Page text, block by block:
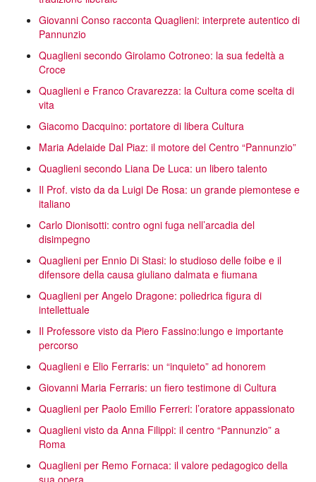
Giovanni Conso racconta Quaglieni: interprete autentico di
Pannunzio
Quaglieni secondo Girolamo Cotroneo: la sua fedeltà a
Croce
Quaglieni e Franco Cravarezza: la Cultura come scelta di
vita
Giacomo Dacquino: portatore di libera Cultura
Maria Adelaide Dal Piaz: il motore del Centro “Pannunzio”
Quaglieni secondo Liana De Luca: un libero talento
Il Prof. visto da da Luigi De Rosa: un grande piemontese e
italiano
Carlo Dionisotti: contro ogni fuga nell’arcadia del
disimpegno
Quaglieni per Ennio Di Stasi: lo studioso delle foibe e il
difensore della causa giuliano dalmata e fiumana
Quaglieni per Angelo Dragone: poliedrica figura di
intellettuale
Il Professore visto da Piero Fassino:lungo e importante
percorso
Quaglieni e Elio Ferraris: un “inquieto” ad honorem
Giovanni Maria Ferraris: un fiero testimone di Cultura
Quaglieni per Paolo Emilio Ferreri: l’oratore appassionato
Quaglieni visto da Anna Filippi: il centro “Pannunzio” a
Roma
Quaglieni per Remo Fornaca: il valore pedagogico della
sua opera